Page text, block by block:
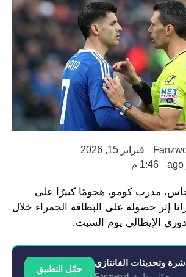
فبراير 15, 2026
1:46 م
مدرب كومو، هجومًا كبيرًا على
إثر حصوله على البطاقة الحمراء خلال
الإيطالي يوم السبت.
وتحديثات الفانتازي
حمّل التطبيق